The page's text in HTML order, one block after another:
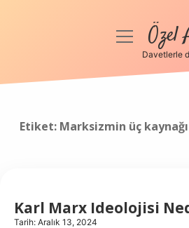
Anasayfa
menüyüÖzel
Davetlerle
Etiket: Marksizmin üç
Karl Marx Ideolojisi
Tarih: Aralık 13, 2024